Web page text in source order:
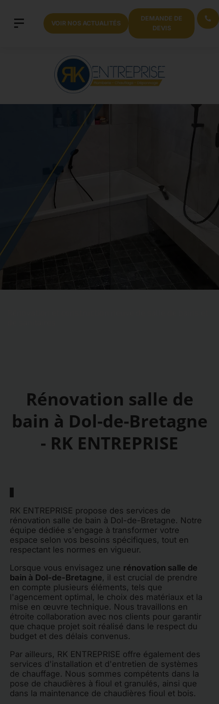
VOIR NOS ACTUALITÉS
DEMANDE DE
DEVIS
Rénovation salle de
bain à Dol-de-Bretagne
- RK ENTREPRISE
RK ENTREPRISE propose des services de
rénovation salle de bain à Dol-de-Bretagne. Notre
équipe dédiée s'engage à transformer votre
espace selon vos besoins spécifiques, tout en
respectant les normes en vigueur.
Lorsque vous envisagez une rénovation salle de
bain à Dol-de-Bretagne, il est crucial de prendre
en compte plusieurs éléments, tels que
l'agencement optimal, le choix des matériaux et la
mise en œuvre technique. Nous travaillons en
étroite collaboration avec nos clients pour garantir
que chaque projet soit réalisé dans le respect du
budget et des délais convenus.
Par ailleurs, RK ENTREPRISE offre également des
services d'installation et d'entretien de systèmes
de chauffage. Nous sommes compétents dans la
pose de chaudières à fioul et granulés, ainsi que
dans la maintenance de chaudières fioul et bois.